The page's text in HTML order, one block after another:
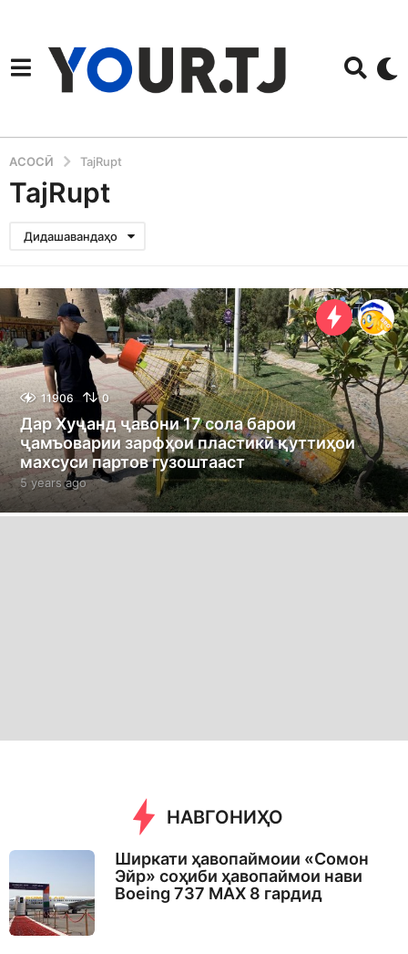
АСОСӢ TajRupt
TajRupt
Дидашавандаҳо
11906 0
Дар Хуҷанд ҷавони 17 сола барои
ҷамъоварии зарфҳои пластикӣ қуттиҳои
махсуси партов гузоштааст
5 years ago5
y
e
НАВГОНИҲО
Ширкати ҳавопаймоии «Сомон
Эйр» соҳиби ҳавопаймои нави
Boeing 737 MAX 8 гардид